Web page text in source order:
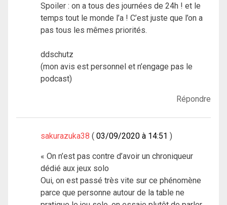
Spoiler : on a tous des journées de 24h ! et le
temps tout le monde l’a ! C’est juste que l’on a
pas tous les mêmes priorités.
ddschutz
(mon avis est personnel et n’engage pas le
podcast)
Répondre
sakurazuka38 03/09/2020 à 14:51
« On n’est pas contre d’avoir un chroniqueur
dédié aux jeux solo
Oui, on est passé très vite sur ce phénomène
parce que personne autour de la table ne